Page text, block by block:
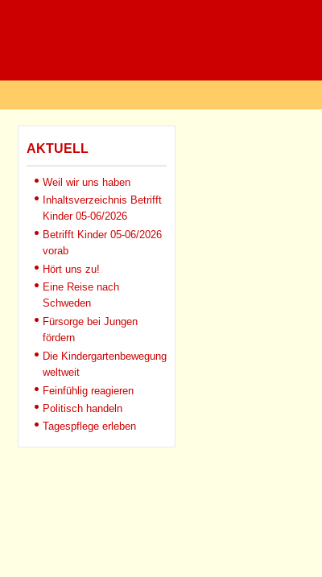
AKTUELL
Weil wir uns haben
Inhaltsverzeichnis Betrifft
Kinder 05-06/2026
Betrifft Kinder 05-06/2026
vorab
Hört uns zu!
Eine Reise nach
Schweden
Fürsorge bei Jungen
fördern
Die Kindergartenbewegung
weltweit
Feinfühlig reagieren
Politisch handeln
Tagespflege erleben